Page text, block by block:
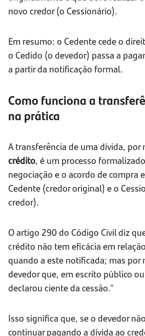
novo credor (o Cessionário).
Em resumo: o Cedente cede o
o Cedido (o devedor) passa a
a partir da notificação formal.
Como funciona a
na prática
A transferência de uma dívida, por
crédito, é um processo
negociação e o acordo de compra
Cedente (credor original) e o
credor).
O artigo 290 do Código Civil diz
crédito não tem eficácia em
quando a este notificada; mas por
devedor que, em escrito público
declarou ciente da cessão."
Isso significa que, se o devedor
continuar pagando a dívida ao